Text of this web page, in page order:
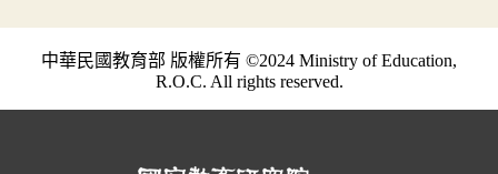
中華民國教育部 版權所有 ©2024 Ministry of Education,
R.O.C. All rights reserved.